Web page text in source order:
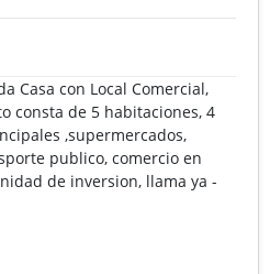
Casa con Local Comercial,
consta de 5 habitaciones, 4
,supermercados,
publico, comercio en
de inversion, llama ya -